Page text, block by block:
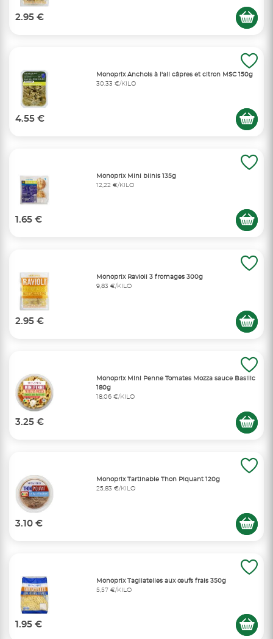
2.95 €
Monoprix Anchois à l'ail câpres et citron MSC 150g
30,33 €/KILO
4.55 €
Monoprix Mini blinis 135g
12,22 €/KILO
1.65 €
Monoprix Ravioli 3 fromages 300g
9,83 €/KILO
2.95 €
Monoprix Mini Penne Tomates Mozza sauce Basilic
180g
18,06 €/KILO
3.25 €
Monoprix Tartinable Thon Piquant 120g
25,83 €/KILO
3.10 €
Monoprix Tagliatelles aux œufs frais 350g
5,57 €/KILO
1.95 €